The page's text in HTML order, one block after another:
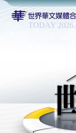
TODAY